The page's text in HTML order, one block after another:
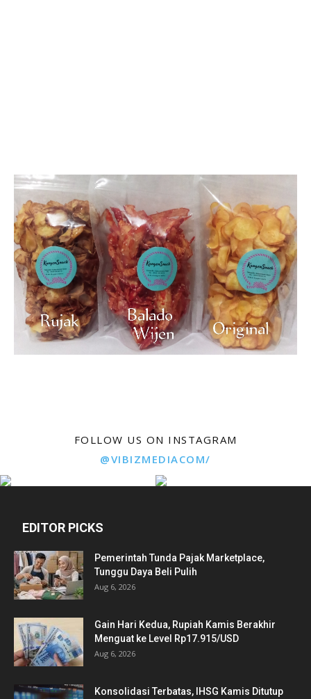
FOLLOW US ON INSTAGRAM
@VIBIZMEDIACOM/
EDITOR PICKS
Pemerintah Tunda Pajak Marketplace,
Tunggu Daya Beli Pulih
Aug 6, 2026
Gain Hari Kedua, Rupiah Kamis Berakhir
Menguat ke Level Rp17.915/USD
Aug 6, 2026
Konsolidasi Terbatas, IHSG Kamis Ditutup